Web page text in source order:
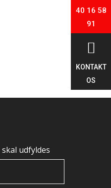
skal udfyldes
40 16 58
91

KONTAKT
OS